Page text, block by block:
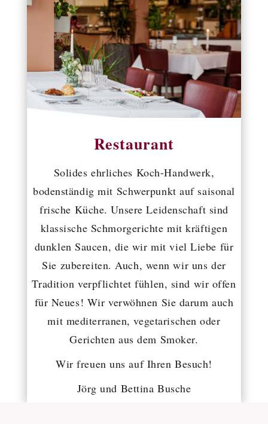
Restaurant
Solides ehrliches Koch-Handwerk,
bodenständig mit Schwerpunkt auf saisonal
frische Küche. Unsere Leidenschaft sind
klassische Schmorgerichte mit kräftigen
dunklen Saucen, die wir mit viel Liebe für
Sie zubereiten. Auch, wenn wir uns der
Tradition verpflichtet fühlen, sind wir offen
für Neues! Wir verwöhnen Sie darum auch
mit mediterranen, vegetarischen oder
Gerichten aus dem Smoker.
Wir freuen uns auf Ihren Besuch!
Jörg und Bettina Busche